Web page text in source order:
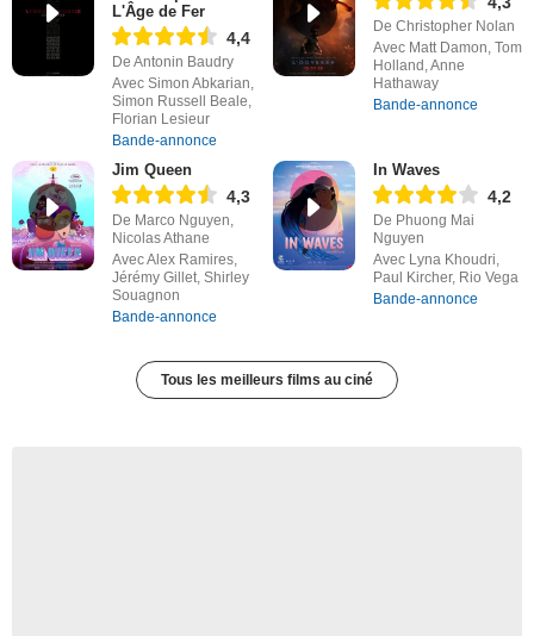
L'Âge de Fer
4,4
De Antonin Baudry
Avec Simon Abkarian,
Simon Russell Beale,
Florian Lesieur
Bande-annonce
De Christopher Nolan
Avec Matt Damon, Tom
Holland, Anne
Hathaway
Bande-annonce
Jim Queen
4,3
De Marco Nguyen,
Nicolas Athane
Avec Alex Ramires,
Jérémy Gillet, Shirley
Souagnon
Bande-annonce
In Waves
4,2
De Phuong Mai
Nguyen
Avec Lyna Khoudri,
Paul Kircher, Rio Vega
Bande-annonce
Tous les meilleurs films au ciné